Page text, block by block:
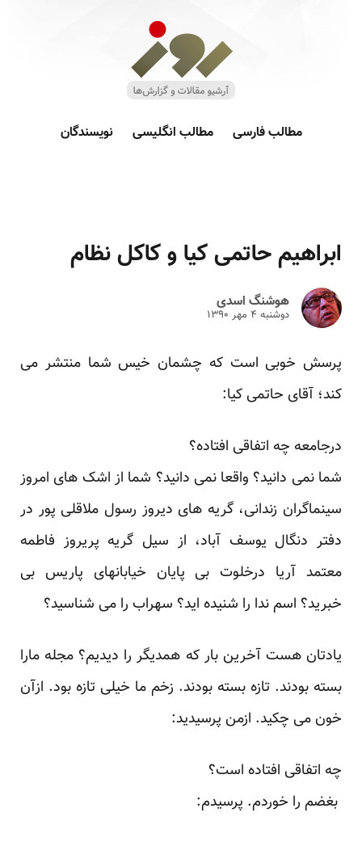
مطالب فارسی مطالب انگلیسی نویسندگان
ابراهیم حاتمی کیا و کاکل نظام
هوشنگ اسدی
دوشنبه ۴ مهر ۱۳۹۰
پرسش خوبی است که چشمان خیس شما منتشر می
کند؛ آقای حاتمی کیا:
درجامعه چه اتفاقی افتاده؟
شما نمی دانید؟ واقعا نمی دانید؟ شما از اشک های امروز
سینماگران زندانی، گریه های دیروز رسول ملاقلی پور در
دفتر دنگال یوسف آباد، از سیل گریه پریروز فاطمه
معتمد آریا درخلوت بی پایان خیابانهای پاریس بی
خبرید؟ اسم ندا را شنیده اید؟ سهراب را می شناسید؟
یادتان هست آخرین بار که همدیگر را دیدیم؟ مجله مارا
بسته بودند. تازه بسته بودند. زخم ما خیلی تازه بود. ازآن
خون می چکید. ازمن پرسیدید:
چه اتفاقی افتاده است؟
بغضم را خوردم. پرسیدم: